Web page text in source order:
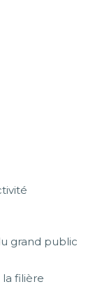
grand public
filière